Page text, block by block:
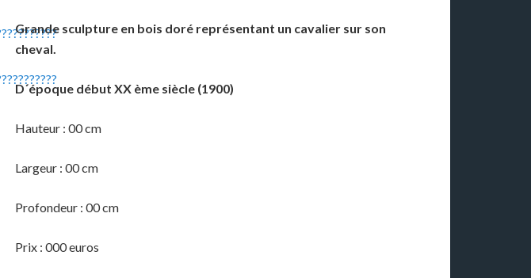
Grande sculpture en bois doré représentant un cavalier sur son
cheval.
D´époque début XX ème siècle (1900)
Hauteur : 00 cm
Largeur : 00 cm
Profondeur : 00 cm
Prix : 000 euros